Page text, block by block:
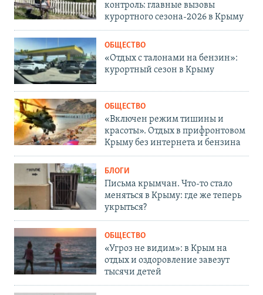
контроль: главные вызовы
курортного сезона-2026 в Крыму
ОБЩЕСТВО
«Отдых с талонами на бензин»:
курортный сезон в Крыму
ОБЩЕСТВО
«Включен режим тишины и
красоты». Отдых в прифронтовом
Крыму без интернета и бензина
БЛОГИ
Письма крымчан. Что-то стало
меняться в Крыму: где же теперь
укрыться?
ОБЩЕСТВО
«Угроз не видим»: в Крым на
отдых и оздоровление завезут
тысячи детей